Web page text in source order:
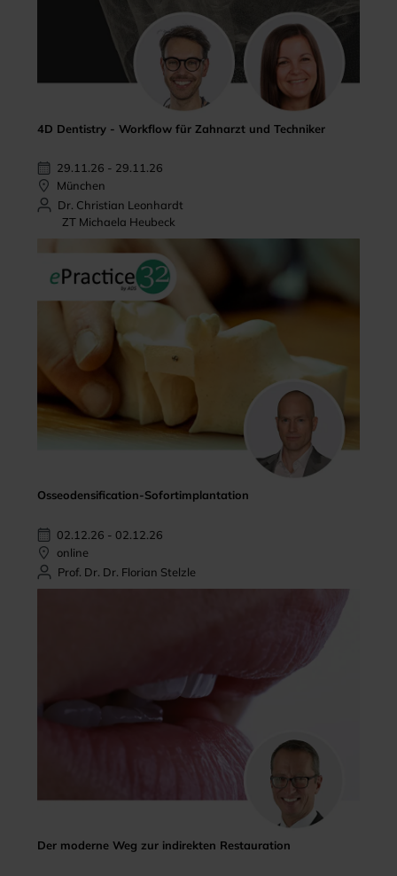
4D Dentistry - Workflow für Zahnarzt und Techniker
29.11.26 - 29.11.26
München
Dr. Christian Leonhardt
ZT Michaela Heubeck
Osseodensification-Sofortimplantation
02.12.26 - 02.12.26
online
Prof. Dr. Dr. Florian Stelzle
Der moderne Weg zur indirekten Restauration